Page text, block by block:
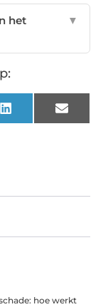
het
▼
LinkedIn Email
hoe werkt